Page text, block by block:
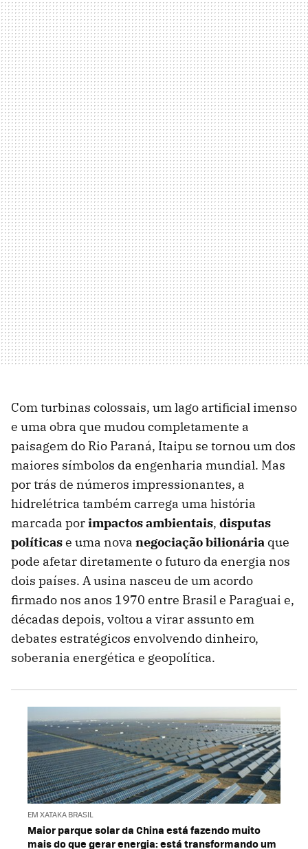
Com turbinas colossais, um lago artificial imenso
e uma obra que mudou completamente a
paisagem do Rio Paraná, Itaipu se tornou um dos
maiores símbolos da engenharia mundial. Mas
por trás de números impressionantes, a
hidrelétrica também carrega uma história
marcada porimpactos ambientais, disputas
políticase uma nova negociação bilionária que
pode afetar diretamente o futuro da energia nos
dois países. A usina nasceu de um acordo
firmado nos anos 1970 entre Brasil e Paraguai e,
décadas depois, voltou a virar assunto em
debates estratégicos envolvendo dinheiro,
soberania energética e geopolítica.
EM XATAKA BRASIL
Maior parque solar da China está fazendo muito
mais do que gerar energia: está transformando um